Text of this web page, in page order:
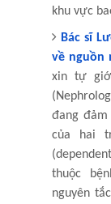
khu vực
Bác sĩ
về nguồn
xin tự
đang
của hai
thuộc
nguyên